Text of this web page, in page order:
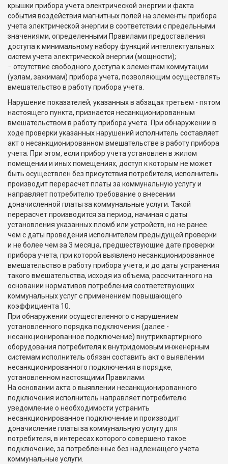
крышки прибора учета электрической энергии и факта
события воздействия магнитных полей на элементы прибора
учета электрической энергии в соответствии с предельными
значениями, определенными Правилами предоставления
доступа к минимальному набору функций интеллектуальных
систем учета электрической энергии (мощности);
− отсутствие свободного доступа к элементам коммутации
(узлам, зажимам) прибора учета, позволяющим осуществлять
вмешательство в работу прибора учета.
Нарушение показателей, указанных в абзацах третьем - пятом
настоящего пункта, признается несанкционированным
вмешательством в работу прибора учета. При обнаружении в
ходе проверки указанных нарушений исполнитель составляет
акт о несанкционированном вмешательстве в работу прибора
учета. При этом, если прибор учета установлен в жилом
помещении и иных помещениях, доступ к которым не может
быть осуществлен без присутствия потребителя, исполнитель
производит перерасчет платы за коммунальную услугу и
направляет потребителю требование о внесении
доначисленной платы за коммунальные услуги. Такой
перерасчет производится за период, начиная с даты
установления указанных пломб или устройств, но не ранее
чем с даты проведения исполнителем предыдущей проверки
и не более чем за 3 месяца, предшествующие дате проверки
прибора учета, при которой выявлено несанкционированное
вмешательство в работу прибора учета, и до даты устранения
такого вмешательства, исходя из объема, рассчитанного на
основании нормативов потребления соответствующих
коммунальных услуг с применением повышающего
коэффициента 10.
При обнаружении осуществленного с нарушением
установленного порядка подключения (далее -
несанкционированное подключение) внутриквартирного
оборудования потребителя к внутридомовым инженерным
системам исполнитель обязан составить акт о выявлении
несанкционированного подключения в порядке,
установленном настоящими Правилами.
На основании акта о выявлении несанкционированного
подключения исполнитель направляет потребителю
уведомление о необходимости устранить
несанкционированное подключение и производит
доначисление платы за коммунальную услугу для
потребителя, в интересах которого совершено такое
подключение, за потребленные без надлежащего учета
коммунальные услуги.